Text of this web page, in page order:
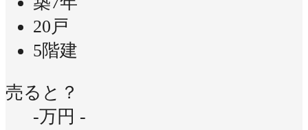
20戸
5階建
売ると？
-万円 -